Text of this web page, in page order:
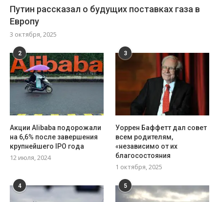
Путин рассказал о будущих поставках газа в
Европу
3 октября, 2025
2
Акции Alibaba подорожали
на 6,6% после завершения
крупнейшего IPO года
12 июля, 2024
3
Уоррен Баффетт дал совет
всем родителям,
«независимо от их
благосостояния
1 октября, 2025
4 5